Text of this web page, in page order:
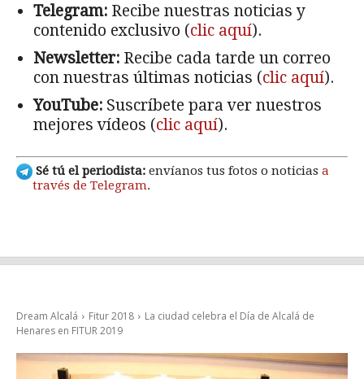
Telegram: Recibe nuestras noticias y
contenido exclusivo (clic aquí).
Newsletter: Recibe cada tarde un correo
con nuestras últimas noticias (clic aquí).
YouTube: Suscríbete para ver nuestros
mejores vídeos (clic aquí).
Sé tú el periodista: envíanos tus fotos o noticias a
través de Telegram.